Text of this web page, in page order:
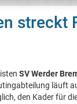
streckt
SV Werder
läuft
den Kader für